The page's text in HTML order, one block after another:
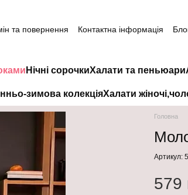
та повернення Контактна інформація
Нічні сорочкиХалати та пеньюари
зимова колекціяХалати
Головна
Артикул:
579